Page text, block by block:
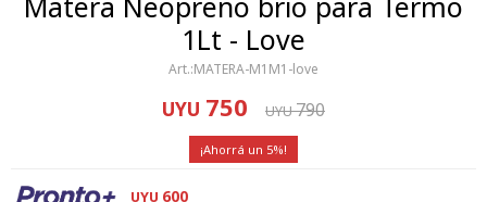
1Lt - Love
MATERA-M1M1-love
UYU 750 UYU790
5
UYU 600